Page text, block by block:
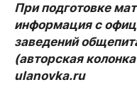
При подготовке
информация с
заведений
(авторская
ulanovka.ru